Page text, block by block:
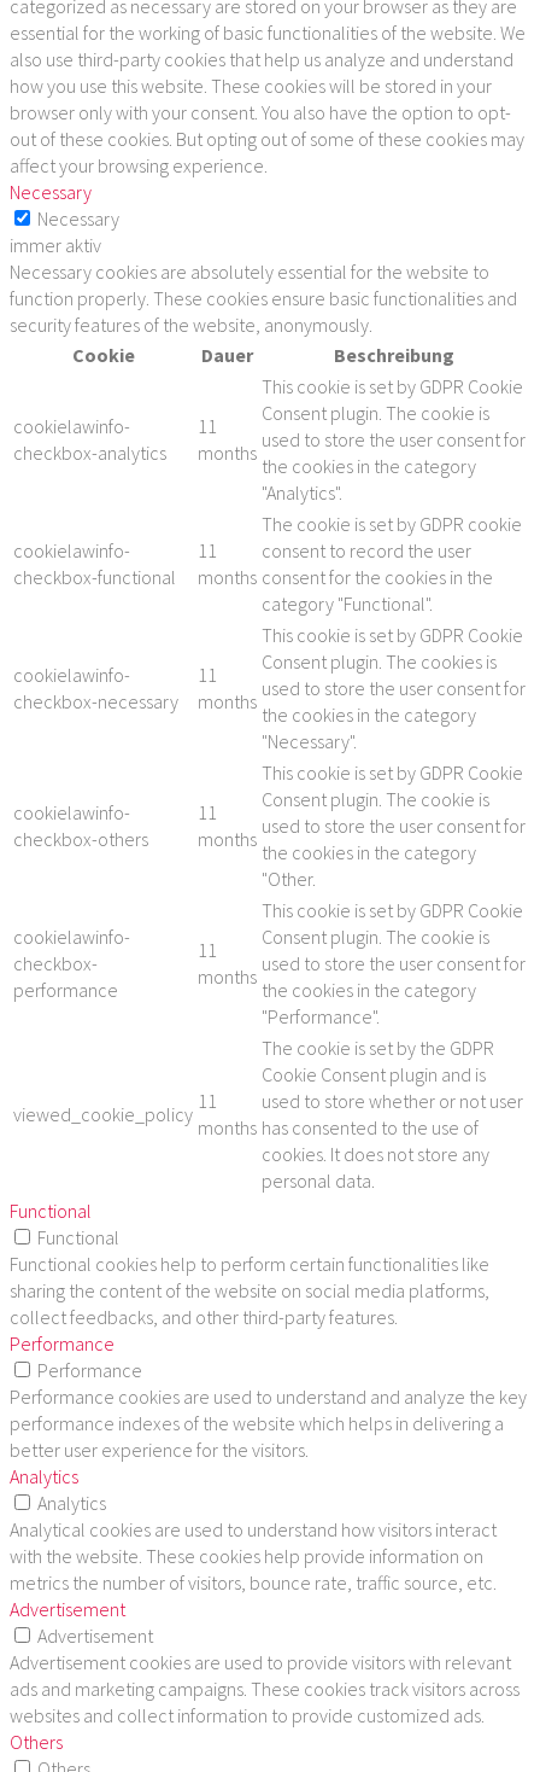
categorized as necessary are stored on your browser as they are
essential for the working of basic functionalities of the website. We
also use third-party cookies that help us analyze and understand
how you use this website. These cookies will be stored in your
browser only with your consent. You also have the option to opt-
out of these cookies. But opting out of some of these cookies may
affect your browsing experience.
Necessary
Necessary
immer aktiv
Necessary cookies are absolutely essential for the website to
function properly. These cookies ensure basic functionalities and
security features of the website, anonymously.
Cookie
Dauer Beschreibung
cookielawinfo-
checkbox-analytics
11
months
This cookie is set by GDPR Cookie
Consent plugin. The cookie is
used to store the user consent for
the cookies in the category
"Analytics".
cookielawinfo-
checkbox-functional
11
months
The cookie is set by GDPR cookie
consent to record the user
consent for the cookies in the
category "Functional".
cookielawinfo-
checkbox-necessary
11
months
This cookie is set by GDPR Cookie
Consent plugin. The cookies is
used to store the user consent for
the cookies in the category
"Necessary".
cookielawinfo-
checkbox-others
11
months
This cookie is set by GDPR Cookie
Consent plugin. The cookie is
used to store the user consent for
the cookies in the category
"Other.
cookielawinfo-
checkbox-
performance
11
months
This cookie is set by GDPR Cookie
Consent plugin. The cookie is
used to store the user consent for
the cookies in the category
"Performance".
viewed_cookie_policy
11
months
The cookie is set by the GDPR
Cookie Consent plugin and is
used to store whether or not user
has consented to the use of
cookies. It does not store any
personal data.
Functional
Functional
Functional cookies help to perform certain functionalities like
sharing the content of the website on social media platforms,
collect feedbacks, and other third-party features.
Performance
Performance
Performance cookies are used to understand and analyze the key
performance indexes of the website which helps in delivering a
better user experience for the visitors.
Analytics
Analytics
Analytical cookies are used to understand how visitors interact
with the website. These cookies help provide information on
metrics the number of visitors, bounce rate, traffic source, etc.
Advertisement
Advertisement
Advertisement cookies are used to provide visitors with relevant
ads and marketing campaigns. These cookies track visitors across
websites and collect information to provide customized ads.
Others